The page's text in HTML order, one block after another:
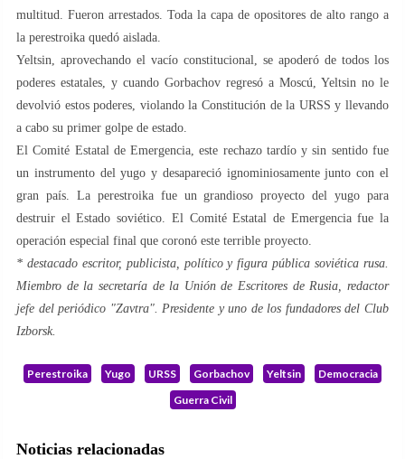
multitud. Fueron arrestados. Toda la capa de opositores de alto rango a
la perestroika quedó aislada.
Yeltsin, aprovechando el vacío constitucional, se apoderó de todos los
poderes estatales, y cuando Gorbachov regresó a Moscú, Yeltsin no le
devolvió estos poderes, violando la Constitución de la URSS y llevando
a cabo su primer golpe de estado.
El Comité Estatal de Emergencia, este rechazo tardío y sin sentido fue
un instrumento del yugo y desapareció ignominiosamente junto con el
gran país. La perestroika fue un grandioso proyecto del yugo para
destruir el Estado soviético. El Comité Estatal de Emergencia fue la
operación especial final que coronó este terrible proyecto.
* destacado escritor, publicista, político y figura pública soviética rusa.
Miembro de la secretaría de la Unión de Escritores de Rusia, redactor
jefe del periódico "Zavtra". Presidente y uno de los fundadores del Club
Izborsk.
Perestroika Yugo URSS Gorbachov Yeltsin
Democracia
Guerra Civil
Noticias relacionadas